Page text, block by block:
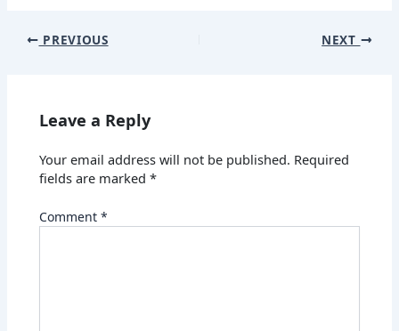
PREVIOUS NEXT
Leave a Reply
Your email address will not be published. Required
fields are marked*
Comment*